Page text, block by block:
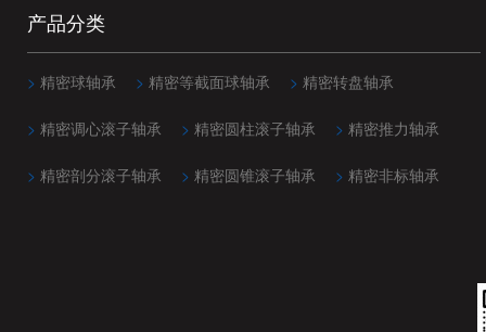
165.1mm(24)
180mm(9)
190mm(9)
106mm(11)
110mm(3)
117.475mm(5)
45mm(1)
50mm(1)
产品分类
> 精密球轴承 > 精密等截面球轴承 > 精密转盘轴承
> 精密调心滚子轴承 > 精密圆柱滚子轴承 > 精密推力轴承
> 精密剖分滚子轴承 > 精密圆锥滚子轴承 > 精密非标轴承